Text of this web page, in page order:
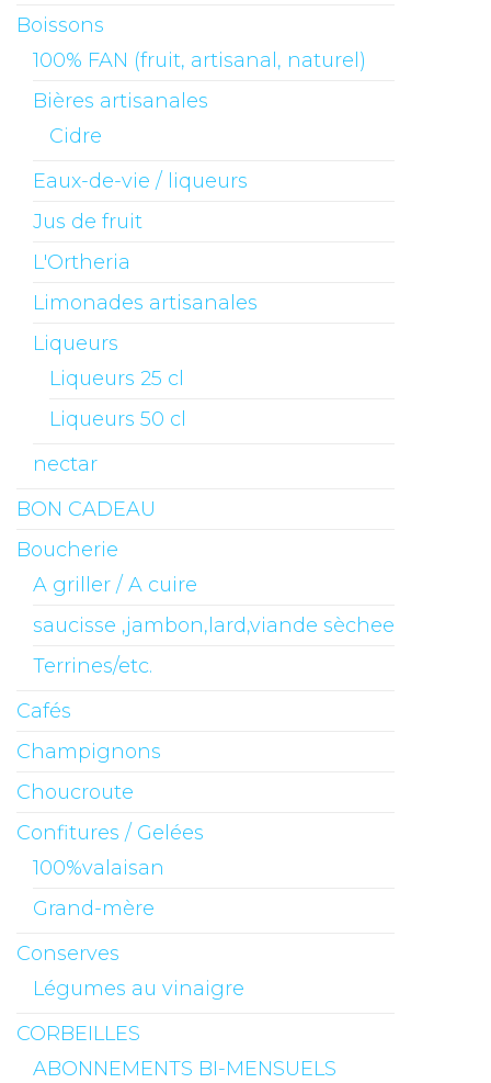
Boissons
100% FAN (fruit, artisanal, naturel)
Bières artisanales
Cidre
Eaux-de-vie / liqueurs
Jus de fruit
L'Ortheria
Limonades artisanales
Liqueurs
Liqueurs 25 cl
Liqueurs 50 cl
nectar
BON CADEAU
Boucherie
A griller / A cuire
saucisse ,jambon,lard,viande sèchee
Terrines/etc.
Cafés
Champignons
Choucroute
Confitures / Gelées
100%valaisan
Grand-mère
Conserves
Légumes au vinaigre
CORBEILLES
ABONNEMENTS BI-MENSUELS